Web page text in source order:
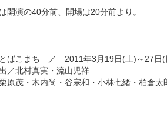
開演の40分前、開場は20分前より。
ばこまち ／ 2011年3月19日(土)～27日(
／北村真実・流山児祥
原茂・木内尚・谷宗和・小林七緒・柏倉